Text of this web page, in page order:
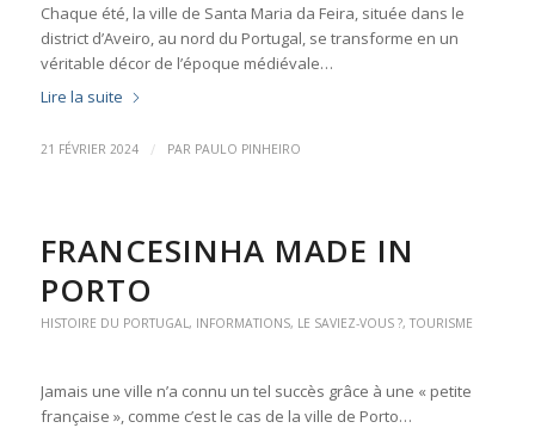
Chaque été, la ville de Santa Maria da Feira, située dans le
district d’Aveiro, au nord du Portugal, se transforme en un
véritable décor de l’époque médiévale…
Lire la suite
21 FÉVRIER 2024 / PAR PAULO PINHEIRO
FRANCESINHA MADE IN
PORTO
HISTOIRE DU PORTUGAL , INFORMATIONS, LE SAVIEZ-VOUS ?, TOURISME
Jamais une ville n’a connu un tel succès grâce à une « petite
française », comme c’est le cas de la ville de Porto…